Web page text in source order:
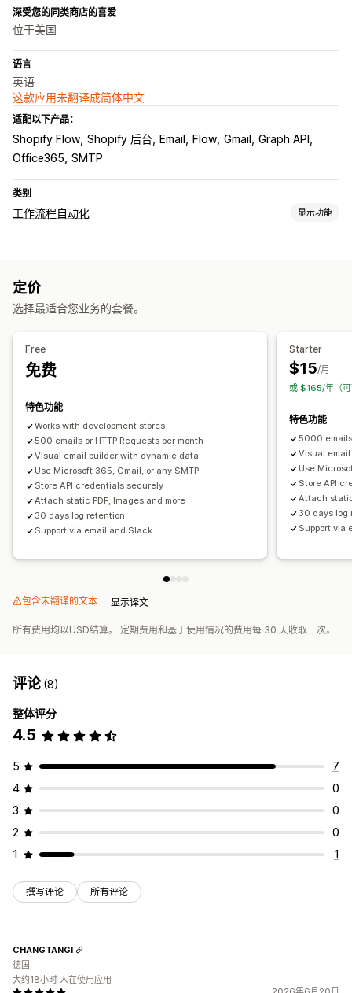
深受您的同类商店的喜爱
位于美国
语言
英语
这款应用未翻译成简体中文
适配以下产品：
Shopify Flow Shopify 后台 Email Flow Gmail
Graph API
Office365 SMTP
类别
工作流程自动化 显示功能
定价
选择最适合您业务的套餐。
Free
免费
特色功能
Works with development stores
500 emails or HTTP Requests per month
Visual email builder with dynamic data
Use Microsoft 365, Gmail, or any SMTP
Store API credentials securely
Attach static PDF, Images and more
30 days log retention
Support via email and Slack
Starter
$15/月
或 $165/年（
特色功能
5000
Visual
Use
Store API
Attach
30 days log
Support via
包含未翻译的文本 显示译文
所有费用均以USD结算。 定期费用和基于使用情况的费用每 30 天收取一次。
评论(8)
整体评分
4.5
5
7
4
0
3
0
2
0
1
1
撰写评论 所有评论
CHANGTANGI
德国
大约18小时 人在使用应用